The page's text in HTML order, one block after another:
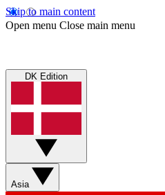
Skip to main content
Open menu Close main menu
DK Edition
Asia